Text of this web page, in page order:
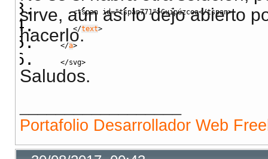
<tspan id="tspan771">Guipúzcoa</tspan>
</text>
</a>
</svg>
sirve, aún así lo dejo abierto
hacerlo.
Saludos.
Portafolio Desarrollador Web